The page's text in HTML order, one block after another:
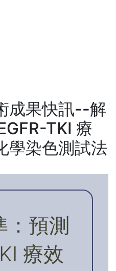
成果快訊--解
TKI 療
學染色測試法
：預測
療效